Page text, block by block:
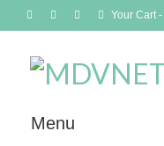
Your Cart-
Menu